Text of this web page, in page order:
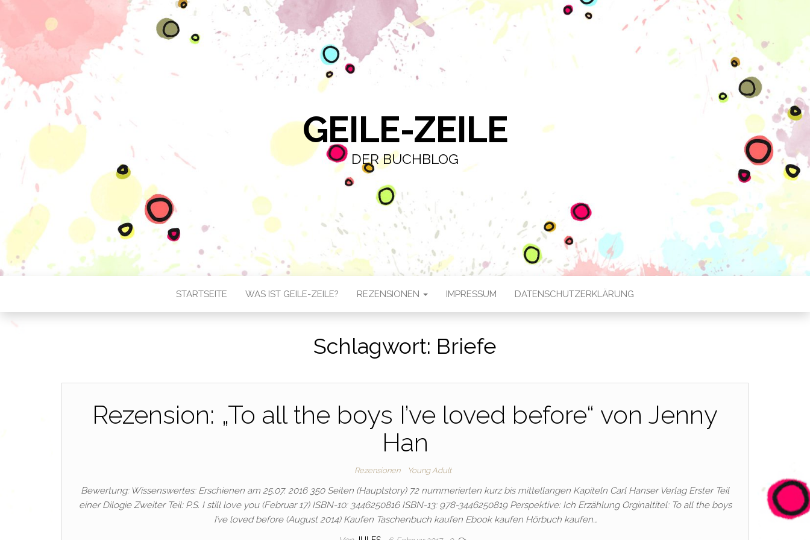
GEILE-ZEILE
DER BUCHBLOG
STARTSEITE WAS IST GEILE-ZEILE? REZENSIONEN IMPRESSUM DATENSCHUTZERKLÄRUNG
Schlagwort: Briefe
Rezension: „To all the boys I’ve loved before“ von Jenny
Han
Rezensionen Young Adult
Bewertung: Wissenswertes: Erschienen am 25.07. 2016 350 Seiten (Hauptstory) 72 nummerierten kurz bis mittellangen Kapiteln Carl Hanser Verlag Erster Teil
einer Dilogie Zweiter Teil: P.S. I still love you (Februar 17) ISBN-10: 3446250816 ISBN-13: 978-3446250819 Perspektive: Ich Erzählung Orginaltitel: To all the boys
I’ve loved before (August 2014) Kaufen Taschenbuch kaufen Ebook kaufen Hörbuch kaufen…